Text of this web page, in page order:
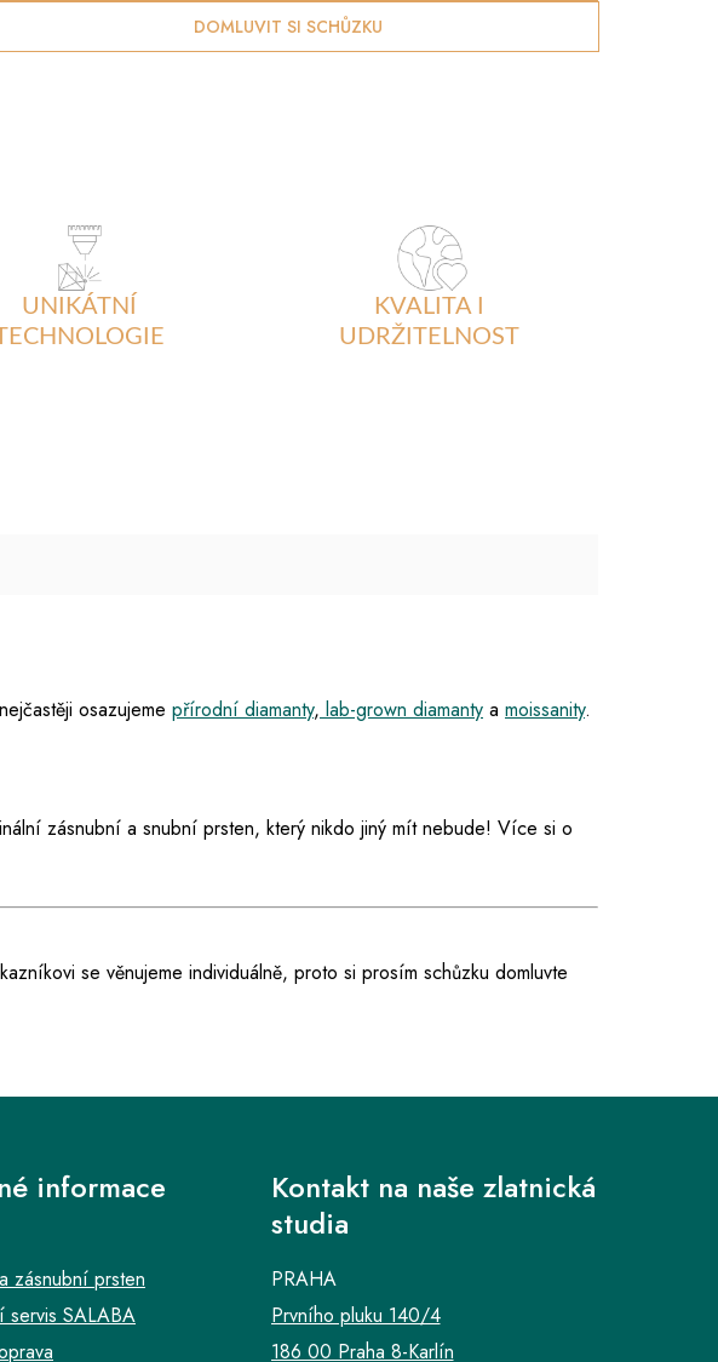
DOMLUVIT SI SCHŮZKU
UNIKÁTNÍ
KVALITA I
UDRŽITELNOST
osazujeme přírodní diamanty, lab-grown diamanty a moissanity.
zásnubní a snubní prsten, který nikdo jiný mít nebude! Více si o
se věnujeme individuálně, proto si prosím schůzku domluvte
informace
zásnubní prsten
servis SALABA
Kontakt na naše zlatnická
studia
PRAHA
Prvního pluku 140/4
186 00 Praha 8-Karlín